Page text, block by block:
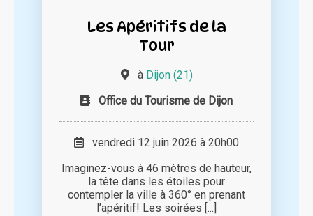
Les Apéritifs de la
Tour
à Dijon (21)
Office du Tourisme de Dijon
vendredi 12 juin 2026 à 20h00
Imaginez-vous à 46 mètres de hauteur,
la tête dans les étoiles pour
contempler la ville à 360° en prenant
l’apéritif! Les soirées [...]